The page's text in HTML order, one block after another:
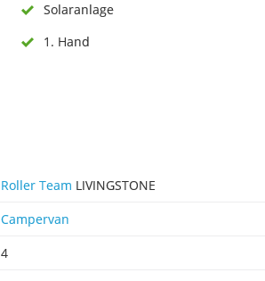
Solaranlage
1. Hand
Roller Team LIVINGSTONE
Campervan
4